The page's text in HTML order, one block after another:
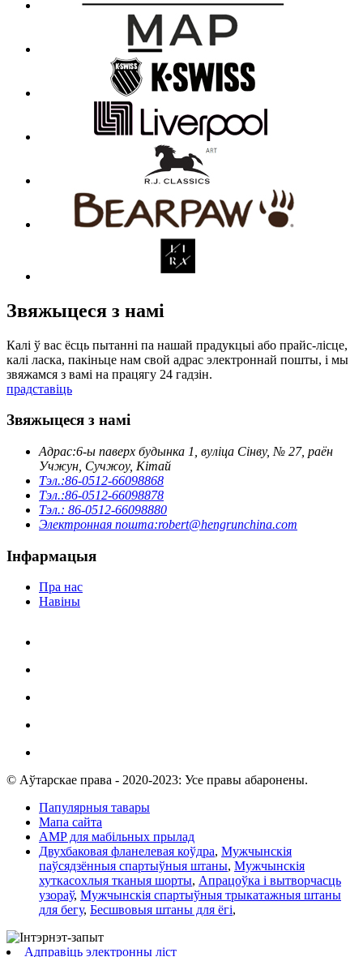
Звяжыцеся з намі
Калі ў вас ёсць пытанні па нашай прадукцыі або прайс-лісце,
калі ласка, пакіньце нам свой адрас электроннай пошты, і мы
звяжамся з вамі на працягу 24 гадзін.
прадставіць
Звяжыцеся з намі
Адрас:6-ы паверх будынка 1, вуліца Сінву, № 27, раён
Учжун, Сучжоу, Кітай
Тэл.:86-0512-66098868
Тэл.:86-0512-66098878
Тэл.: 86-0512-66098880
Электронная пошта:robert@hengrunchina.com
Інфармацыя
Пра нас
Навіны
© Аўтарскае права - 2020-2023: Усе правы абаронены.
Папулярныя тавары
Мапа сайта
AMP для мабільных прылад
Двухбаковая фланелевая коўдра, Мужчынскія
паўсядзённыя спартыўныя штаны, Мужчынскія
хуткасохлыя тканыя шорты, Апрацоўка і вытворчасць
узораў, Мужчынскія спартыўныя трыкатажныя штаны
для бегу, Бесшвовыя штаны для ёгі,
Адправіць электронны ліст